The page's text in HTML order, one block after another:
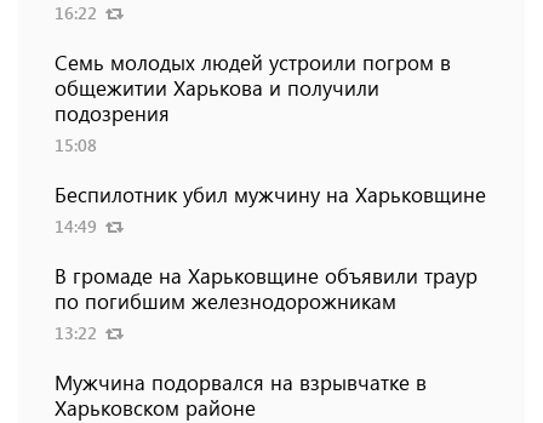
16:22
Семь молодых людей устроили погром в
общежитии Харькова и получили
подозрения
15:08
Беспилотник убил мужчину на Харьковщине
14:49
В громаде на Харьковщине объявили траур
по погибшим железнодорожникам
13:22
Мужчина подорвался на взрывчатке в
Харьковском районе